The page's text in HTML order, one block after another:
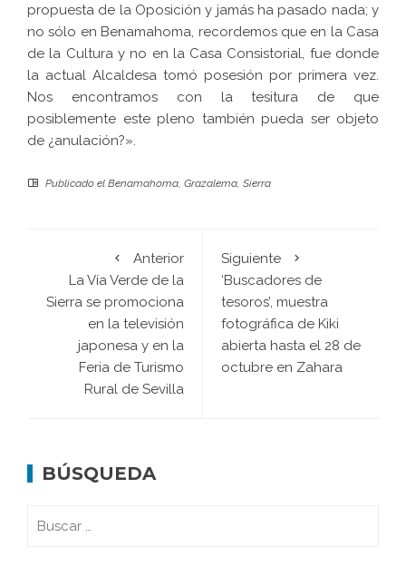
propuesta de la Oposición y jamás ha pasado nada; y
no sólo en Benamahoma, recordemos que en la Casa
de la Cultura y no en la Casa Consistorial, fue donde
la actual Alcaldesa tomó posesión por primera vez.
Nos encontramos con la tesitura de que
posiblemente este pleno también pueda ser objeto
de ¿anulación?».
Publicado el Benamahoma, Grazalema, Sierra
Anterior
La Vía Verde de la
Sierra se promociona
en la televisión
japonesa y en la
Feria de Turismo
Rural de Sevilla
Siguiente
‘Buscadores de
tesoros’, muestra
fotográfica de Kiki
abierta hasta el 28 de
octubre en Zahara
BÚSQUEDA